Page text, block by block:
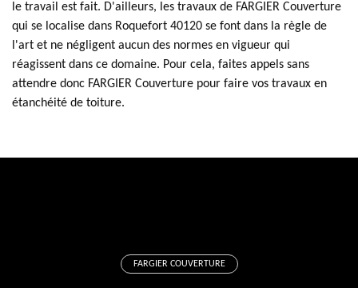
le travail est fait. D'ailleurs, les travaux de FARGIER Couverture
qui se localise dans Roquefort 40120 se font dans la règle de
l'art et ne négligent aucun des normes en vigueur qui
réagissent dans ce domaine. Pour cela, faites appels sans
attendre donc FARGIER Couverture pour faire vos travaux en
étanchéité de toiture.
FARGIER COUVERTURE